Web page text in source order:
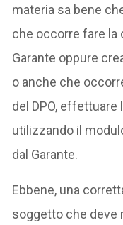
materia sa bene
che occorre fare la
Garante oppure
o anche che
del DPO,
utilizzando il
dal Garante.
Ebbene, una
soggetto che deve